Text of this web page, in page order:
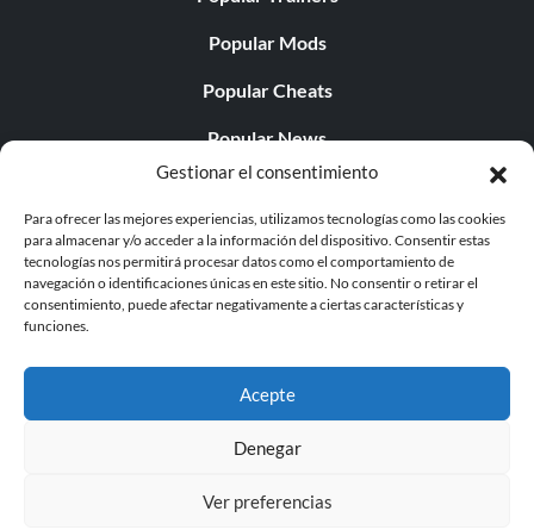
Gestionar el consentimiento
Para ofrecer las mejores experiencias, utilizamos tecnologías como las cookies
para almacenar y/o acceder a la información del dispositivo. Consentir estas
tecnologías nos permitirá procesar datos como el comportamiento de
navegación o identificaciones únicas en este sitio. No consentir o retirar el
consentimiento, puede afectar negativamente a ciertas características y
funciones.
Acepte
Denegar
Ver preferencias
Popular Mods
Popular Cheats
Popular News
Popular Editorials
Popular Free Games
LATEST UPDATES
© 1998 - 2026 MegaGames.com All rights reserved